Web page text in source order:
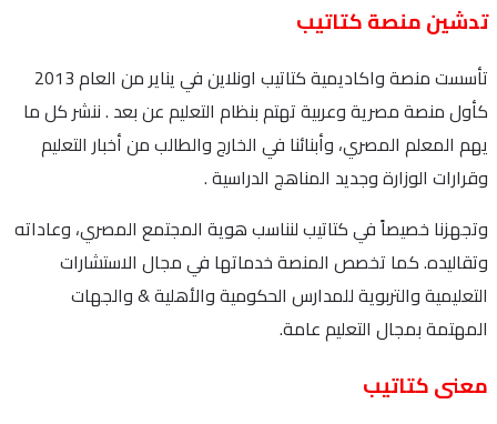
تدشين منصة كتاتيب
تأسست منصة واكاديمية كتاتيب اونلاين في يناير من العام 2013
كأول منصة مصرية وعربية تهتم بنظام التعليم عن بعد . ننشر كل ما
يهم المعلم المصري، وأبنائنا في الخارج والطالب من أخبار التعليم
وقرارات الوزارة وجديد المناهج الدراسية .
وتجهزنا خصيصاً في كتاتيب لنناسب هوية المجتمع المصري، وعاداته
وتقاليده. كما تخصص المنصة خدماتها في مجال الاستشارات
التعليمية والتربوية للمدارس الحكومية والأهلية & والجهات
المهتمة بمجال التعليم عامة.
معنى كتاتيب